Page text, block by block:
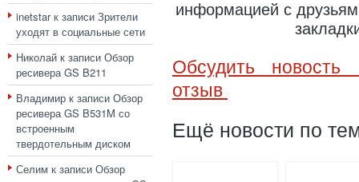
inetstarк записи Зрители
уходят в социальные сети
Николай к записи Обзор
ресивера GS B211
Владимир к записи Обзор
ресивера GS B531M со
встроенным
твердотельным диском
Селим к записи Обзор
информацией с
Обсудить новость
отзыв
Ещё новости по